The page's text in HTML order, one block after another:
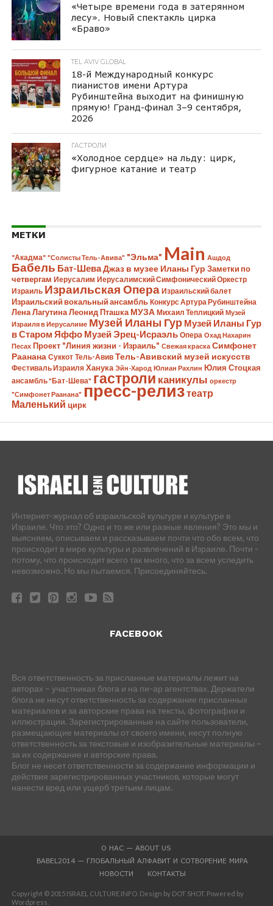
«Четыре времени года в затерянном
лесу». Новый спектакль цирка
«Браво»
TEL AVIV GLOBAL
18-й Международный конкурс
пианистов имени Артура
Рубинштейна выходит на финишную
прямую! Гранд-финал 3–9 сентября,
2026
ГАСТРОЛИ
«Холодное сердце» на льду: цирк,
фигурное катание и театр
МЕТКИ
"Акадма" "Солисты Тель-Авива" "Эльма" Main Ашдод
Бабель Бат-ШеваДжаз в музее Иланы Гур Заметки по
четвергам Иерусалим Иерусалимский Симфонический Оркестр
Израиль Израильская Опера Израильский балет
Израильский вокальный ансамбль Конкурс Артура Рубинштейна
Лена Лагутина Леонид Пташка МУЗА Михаил Теплицкий Музей
Израиля в Иерусалиме Музей Иланы Гур Музей Иланы Гур
в Старом Яффо Музей Эрец-Исраэль Опера Охад Нахарин
Песах Проект "Линия жизни - Израиль" Свежая краска Симфонет
Раанана Суккот Тель-Авив Тель-Авивский музей искусств
Фестиваль Израиля Ханука Эйн-Харод Юлиан Рахлин Юлия Стоцкая
ансамбль "Бат-Шева" гастроли каникулы оркестр
"Симфонет Раанана" пресс-релизтеатр
Маленький цирк
Интернет-журнал об израильской культуре и культуре в
Израиле. Что это? Одно и то же или разные явления? Это мы и
выясняем, описываем и рассказываем почти что обо всем, что
происходит в мире культуры и развлечений в Израиле. Почти -
потому, что происходит всего так много, что за всем уследить
невозможно. Но мы пытаемся. Присоединяйтесь.
FACEBOOK
Вся ответственность за присланные материалы лежит на
авторах – участниках блога и на пи-ар агентствах. Держатели
блога не несут ответственность за содержание присланных
материалов и за авторские права на тексты, фотографии и
иллюстрации. Зарегистрированные на сайте пользователи,
размещающие материалы от своего имени, несут полную
ответственность за текстовые и изобразительные материалы –
за их содержание и авторские права.
Блог не несет ответственности за содержание информации и
действия зарегистрированных участников, которые могут
нанести вред или ущерб третьим лицам.
О НАС — ABOUT US
BABEL2014 — ГЛОБАЛЬНЫЙ АЛФАВИТ И СОТВОРЕНИЕ МИРА
НОВОСТИ
КОНТАКТЫ
Copyright © 2015 ISRAEL CULTURE.INFO. Design by DOT SHOT. Powered by
Wordpress.